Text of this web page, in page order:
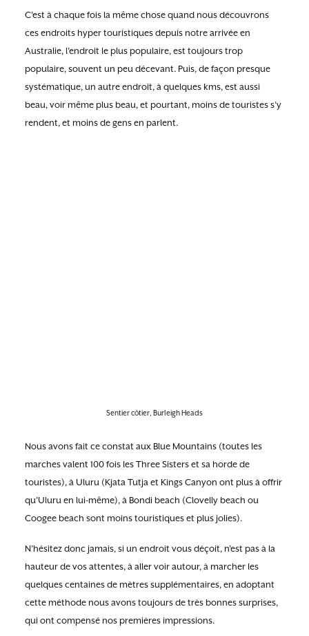
C’est à chaque fois la même chose quand nous découvrons
ces endroits hyper touristiques depuis notre arrivée en
Australie, l’endroit le plus populaire, est toujours trop
populaire, souvent un peu décevant. Puis, de façon presque
systématique, un autre endroit, à quelques kms, est aussi
beau, voir même plus beau, et pourtant, moins de touristes s’y
rendent, et moins de gens en parlent.
Sentier côtier, Burleigh Heads
Nous avons fait ce constat aux Blue Mountains (toutes les
marches valent 100 fois les Three Sisters et sa horde de
touristes), à Uluru (Kjata Tutja et Kings Canyon ont plus à offrir
qu’Uluru en lui-même), à Bondi beach (Clovelly beach ou
Coogee beach sont moins touristiques et plus jolies).
N’hésitez donc jamais, si un endroit vous déçoit, n’est pas à la
hauteur de vos attentes, à aller voir autour, à marcher les
quelques centaines de mètres supplémentaires, en adoptant
cette méthode nous avons toujours de très bonnes surprises,
qui ont compensé nos premières impressions.